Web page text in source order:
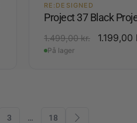
RE:DESIGNED
Project 37 Black
1.499,00kr. 1.199,00
På lager
3 … 18